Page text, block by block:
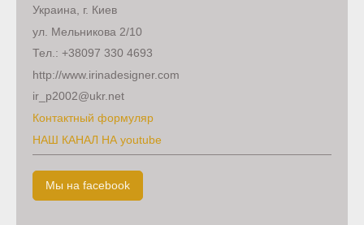
Украина, г. Киев
ул. Мельникова 2/10
Тел.: +38097 330 4693
http://www.irinadesigner.com
ir_p2002@ukr.net
Контактный формуляр
НАШ КАНАЛ НА youtube
Мы на facebook